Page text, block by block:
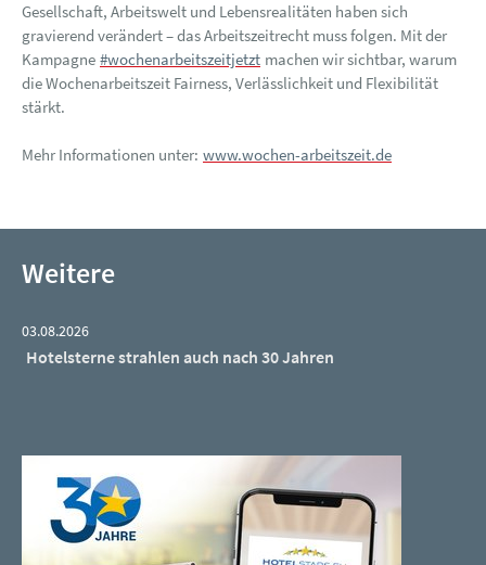
Gesellschaft, Arbeitswelt und Lebensrealitäten haben sich
gravierend verändert – das Arbeitszeitrecht muss folgen. Mit der
Kampagne #wochenarbeitszeitjetzt machen wir sichtbar, warum
die Wochenarbeitszeit Fairness, Verlässlichkeit und Flexibilität
stärkt.
Mehr Informationen unter: www.wochen-arbeitszeit.de
Weitere
03.08.2026
Hotelsterne strahlen auch nach 30 Jahren